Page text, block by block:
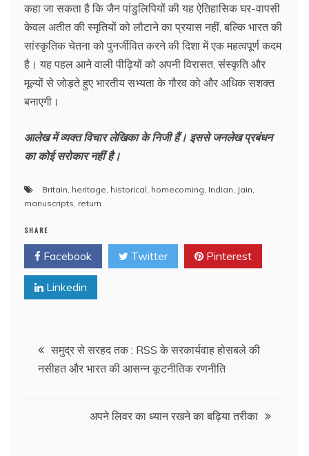
कहा जा सकता है कि जैन पांडुलिपियों की यह ऐतिहासिक घर-वापसी
केवल अतीत की स्मृतियों को लौटाने का प्रयास नहीं, बल्कि भारत की
सांस्कृतिक चेतना को पुनर्जीवित करने की दिशा में एक महत्वपूर्ण कदम
है। यह पहल आने वाली पीढ़ियों को अपनी विरासत, संस्कृति और
मूल्यों से जोड़ते हुए भारतीय सभ्यता के गौरव को और अधिक सशक्त
बनाएगी।
आलेख में व्यक्त विचार लेखिका के निजी हैं। इससे जनलेख प्रबंधन
का कोई सरोकार नहीं है।
Britain heritage historical homecoming Indian Jain
manuscripts return
SHARE
Facebook Twitter Pinterest
Linkedin
Post
navigation
समुद्र से सरहद तक : RSS के सरकार्यवाह होसबले की
नसीहत और भारत की आसन्न कूटनीतिक रणनीति
अपने लिवर का ध्यान रखने का बढ़िया तरीका